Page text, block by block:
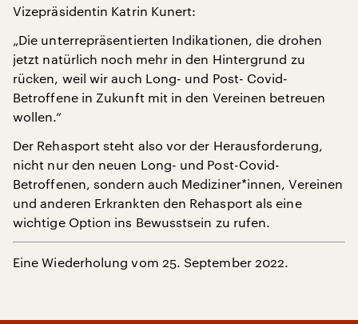
Vizepräsidentin Katrin Kunert:
„Die unterrepräsentierten Indikationen, die drohen
jetzt natürlich noch mehr in den Hintergrund zu
rücken, weil wir auch Long- und Post- Covid-
Betroffene in Zukunft mit in den Vereinen betreuen
wollen.“
Der Rehasport steht also vor der Herausforderung,
nicht nur den neuen Long- und Post-Covid-
Betroffenen, sondern auch Mediziner*innen, Vereinen
und anderen Erkrankten den Rehasport als eine
wichtige Option ins Bewusstsein zu rufen.
Eine Wiederholung vom 25. September 2022.